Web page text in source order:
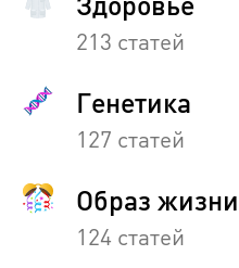
213 статей
Генетика
127 статей
Образ жизни
124 статей